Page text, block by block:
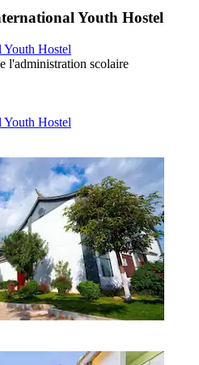
Youth Hostel
Hostel
l'administration scolaire
Hostel